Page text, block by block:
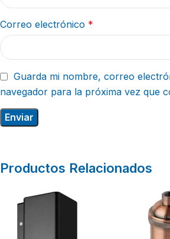
Correo electrónico *
Guarda mi nombre, correo
navegador para la próxima vez que
Productos Relacionados